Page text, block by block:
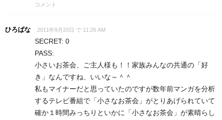
コメント
ひろばな 2011年9月20日 で 11:26 AM
SECRET: 0
PASS:
小さいお茶会、ご主人様も！！家族みんなの共通の「好
き」なんですね、いいな～＾＾
私もマイナーだと思っていたのですが数年前マンガを分析
するテレビ番組で「小さなお茶会」がとりあげられていて
確か１時間みっちりといかに「小さなお茶会」が素晴らし